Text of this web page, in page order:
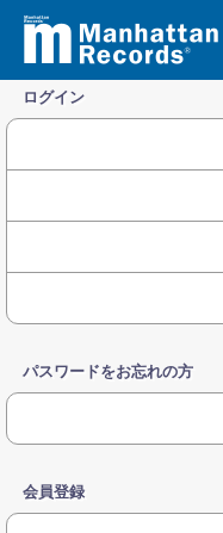
ログイン
パスワードをお忘れの方
会員登録